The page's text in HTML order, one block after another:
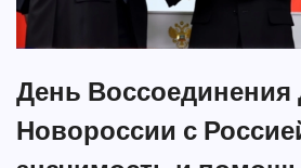
День Воссоединения
Новороссии с